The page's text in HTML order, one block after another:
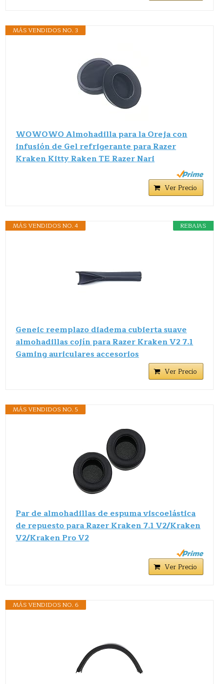
MÁS VENDIDOS NO. 3
WOWOWO Almohadilla para la Oreja con
infusión de Gel refrigerante para Razer
Kraken Kitty Raken TE Razer Nari
Ver Precio
REBAJAS
MÁS VENDIDOS NO. 4
Geneic reemplazo diadema cubierta suave
almohadillas cojín para Razer Kraken V2 7.1
Gaming auriculares accesorios
Ver Precio
MÁS VENDIDOS NO. 5
Par de almohadillas de espuma viscoelástica
de repuesto para Razer Kraken 7.1 V2/Kraken
V2/Kraken Pro V2
Ver Precio
MÁS VENDIDOS NO. 6